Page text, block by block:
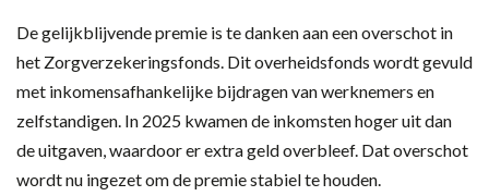
De gelijkblijvende premie is te danken aan een overschot in
het Zorgverzekeringsfonds. Dit overheidsfonds wordt gevuld
met inkomensafhankelijke bijdragen van werknemers en
zelfstandigen. In 2025 kwamen de inkomsten hoger uit dan
de uitgaven, waardoor er extra geld overbleef. Dat overschot
wordt nu ingezet om de premie stabiel te houden.